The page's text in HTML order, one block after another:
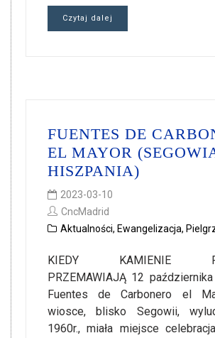
Czytaj dalej
FUENTES DE
EL MAYOR
HISZPANIA)
2023-03-10
CncMadrid
Aktualności, Ewangelizacja,
KIEDY KAMIENIE
PRZEMAWIAJĄ 12
Fuentes de Carbonero el
wiosce, blisko Segowii,
1960r., miała miejsce